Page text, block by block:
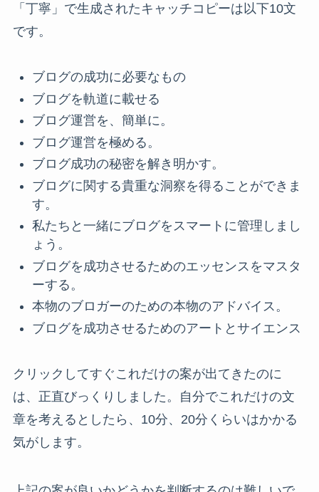
「丁寧」で生成されたキャッチコピーは以下10文
です。
ブログの成功に必要なもの
ブログを軌道に載せる
ブログ運営を、簡単に。
ブログ運営を極める。
ブログ成功の秘密を解き明かす。
ブログに関する貴重な洞察を得ることができま
す。
私たちと一緒にブログをスマートに管理しまし
ょう。
ブログを成功させるためのエッセンスをマスタ
ーする。
本物のブロガーのための本物のアドバイス。
ブログを成功させるためのアートとサイエンス
クリックしてすぐこれだけの案が出てきたのに
は、正直びっくりしました。自分でこれだけの文
章を考えるとしたら、10分、20分くらいはかかる
気がします。